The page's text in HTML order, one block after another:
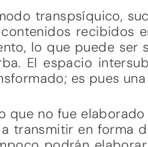
transpsíquico,
recibidos
lo que puede
El espacio
es pues una
que no fue
transmitir en forma